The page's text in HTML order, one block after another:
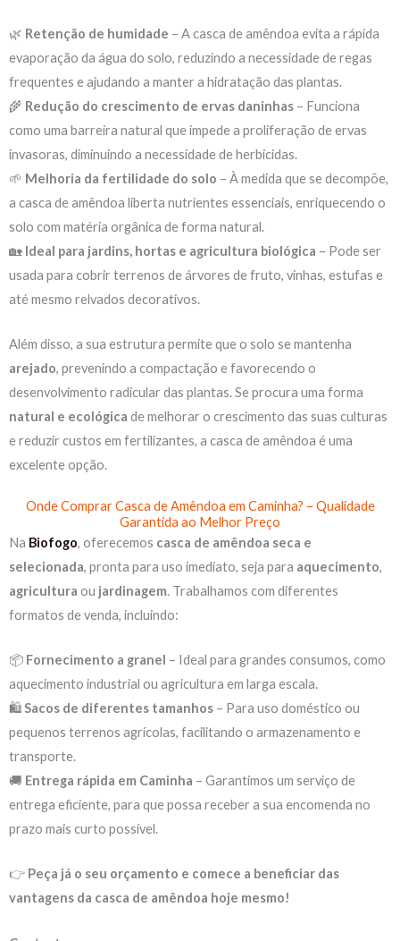
🌿 Retenção de humidade – A casca de amêndoa evita a rápida
evaporação da água do solo, reduzindo a necessidade de regas
frequentes e ajudando a manter a hidratação das plantas.
🌾 Redução do crescimento de ervas daninhas – Funciona
como uma barreira natural que impede a proliferação de ervas
invasoras, diminuindo a necessidade de herbicidas.
🌱 Melhoria da fertilidade do solo – À medida que se decompõe,
a casca de amêndoa liberta nutrientes essenciais, enriquecendo o
solo com matéria orgânica de forma natural.
🏡 Ideal para jardins, hortas e agricultura biológica – Pode ser
usada para cobrir terrenos de árvores de fruto, vinhas, estufas e
até mesmo relvados decorativos.
Além disso, a sua estrutura permite que o solo se mantenha
arejado, prevenindo a compactação e favorecendo o
desenvolvimento radicular das plantas. Se procura uma forma
natural e ecológica de melhorar o crescimento das suas culturas
e reduzir custos em fertilizantes, a casca de amêndoa é uma
excelente opção.
Onde Comprar Casca de Amêndoa em Caminha? – Qualidade
Garantida ao Melhor Preço
Na Biofogo, oferecemos casca de amêndoa seca e
selecionada, pronta para uso imediato, seja para aquecimento,
agricultura ou jardinagem. Trabalhamos com diferentes
formatos de venda, incluindo:
📦 Fornecimento a granel – Ideal para grandes consumos, como
aquecimento industrial ou agricultura em larga escala.
🛍Sacos de diferentes tamanhos – Para uso doméstico ou
pequenos terrenos agrícolas, facilitando o armazenamento e
transporte.
🚚 Entrega rápida em Caminha – Garantimos um serviço de
entrega eficiente, para que possa receber a sua encomenda no
prazo mais curto possível.
👉 Peça já o seu orçamento e comece a beneficiar das
vantagens da casca de amêndoa hoje mesmo!